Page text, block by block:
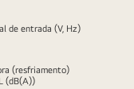
de entrada (V, Hz)
(resfriamento)
(dB(A))